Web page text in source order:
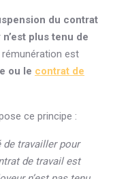
du contrat
n’est plus tenu de
est
ou le contrat de
ce principe :
de travailler pour
de travail est